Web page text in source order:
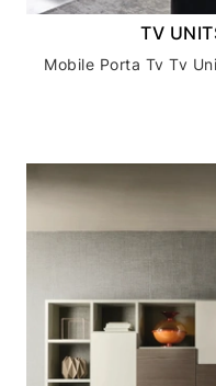
TV
Mobile Porta Tv Tv